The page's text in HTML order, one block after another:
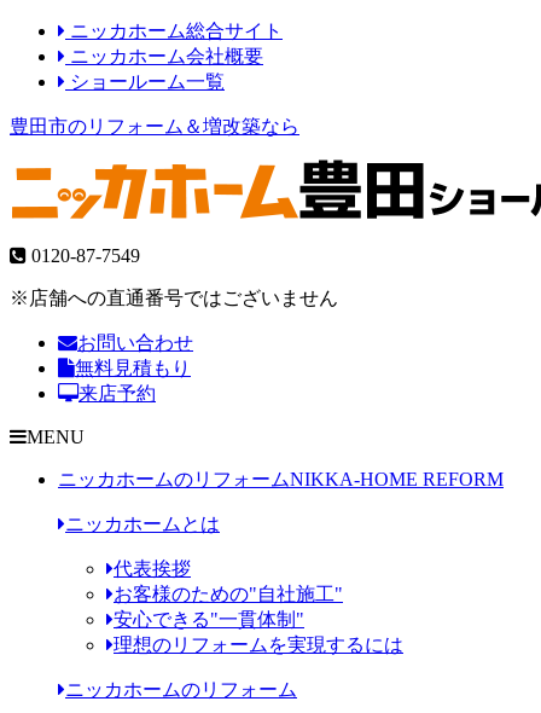
ニッカホーム総合サイト
ニッカホーム会社概要
ショールーム一覧
豊田市のリフォーム＆増改築なら
0120-87-7549
※店舗への直通番号ではございません
お問い合わせ
無料見積もり
来店予約
MENU
ニッカホームのリフォームNIKKA-HOME REFORM
ニッカホームとは
代表挨拶
お客様のための"自社施工"
安心できる"一貫体制"
理想のリフォームを実現するには
ニッカホームのリフォーム